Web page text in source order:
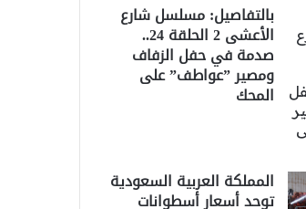
بالتفاصيل: مسلسل شارع
الأعشى 2 الحلقة 24..
صدمة في حفل الزفاف
ومصير ”عواطف” على
المحك
المملكة العربية السعودية
توحد أسعار أسطوانات